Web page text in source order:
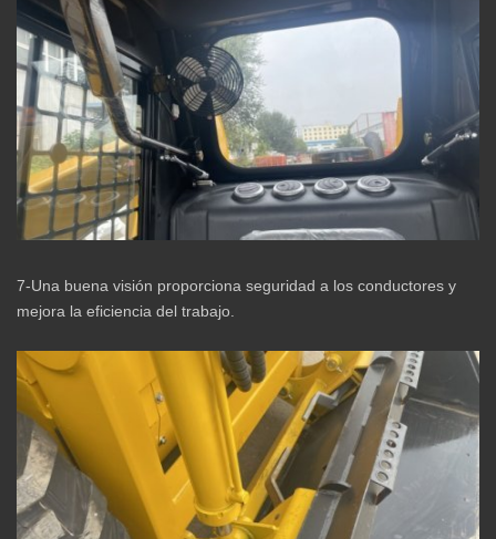
7-Una buena visión proporciona seguridad a los conductores y
mejora la eficiencia del trabajo.